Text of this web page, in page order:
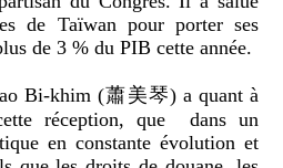
de Taïwan pour porter ses
de 3 % du PIB cette année.
Bi-khim (蕭美琴) a quant à
réception, que dans un
en constante évolution et